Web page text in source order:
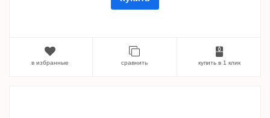
в избранные сравнить купить в 1 клик